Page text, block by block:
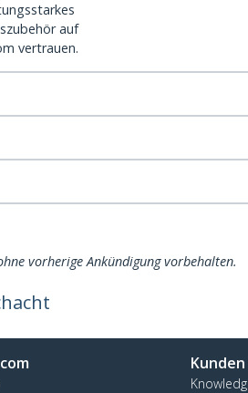
auf
vertrauen.
vorherige Ankündigung vorbehalten.